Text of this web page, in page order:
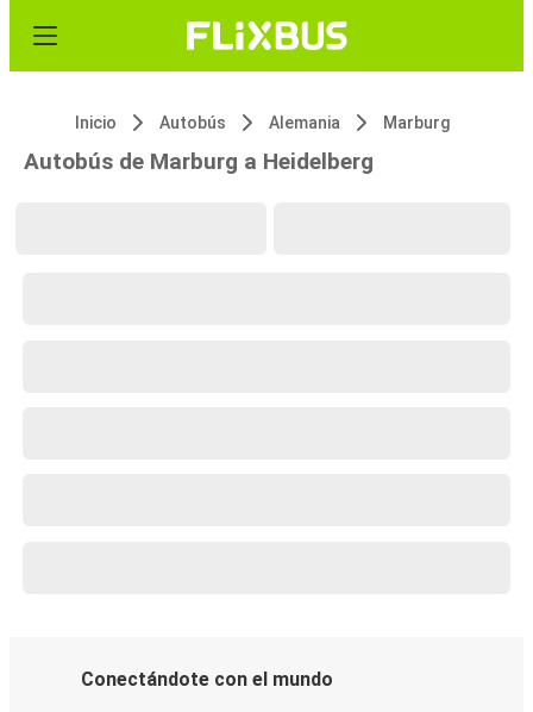
Inicio Autobús Alemania Marburg
Autobús de Marburg a Heidelberg
Conectándote con el mundo